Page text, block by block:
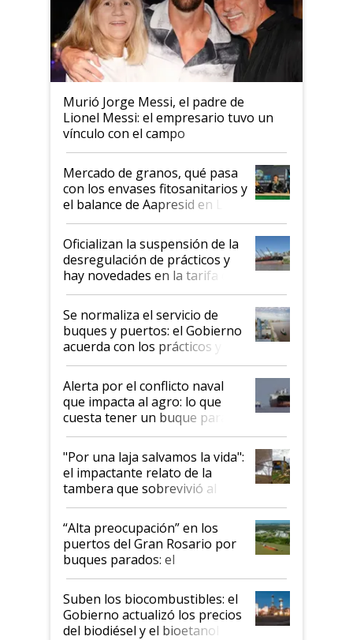
Murió Jorge Messi, el padre de
Lionel Messi: el empresario tuvo un
vínculo con el campo
Mercado de granos, qué pasa
con los envases fitosanitarios y
el balance de Aapresid en La
Posta
Oficializan la suspensión de la
desregulación de prácticos y
hay novedades en la tarifa de
la hidrovía
Se normaliza el servicio de
buques y puertos: el Gobierno
acuerda con los prácticos y
suspende el decreto de
desregulación
Alerta por el conflicto naval
que impacta al agro: lo que
cuesta tener un buque parado
y el peligro de que Argentina
pase a ser "país sucio"
"Por una laja salvamos la vida":
el impactante relato de la
tambera que sobrevivió al
tornado
“Alta preocupación” en los
puertos del Gran Rosario por
buques parados: el
funcionamiento de las
exportadoras en tensión tras
la medida de fuerza de los
prácticos
Suben los biocombustibles: el
Gobierno actualizó los precios
del biodiésel y el bioetanol